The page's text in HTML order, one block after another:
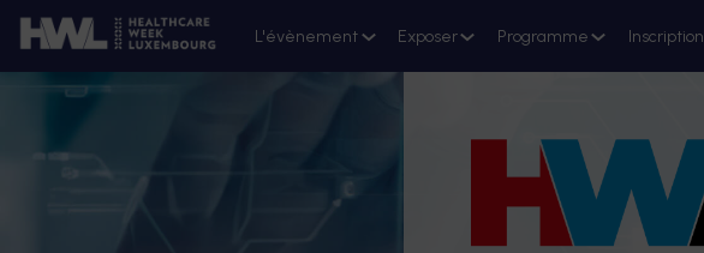
L'évènement Exposer Programme Inscription